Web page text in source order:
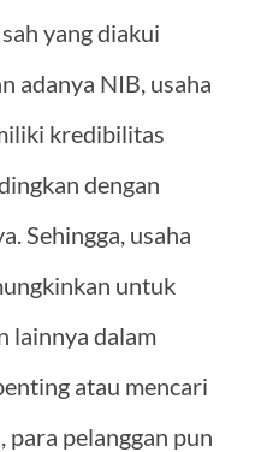
yang diakui
adanya NIB, usaha
kredibilitas
dengan
Sehingga, usaha
untuk
lainnya dalam
atau mencari
para pelanggan pun